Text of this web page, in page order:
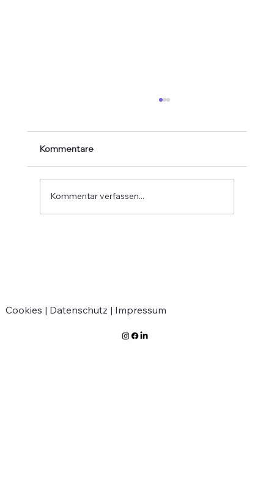
Kommentare
Kommentar verfassen...
Cookies | Datenschutz | Impressum